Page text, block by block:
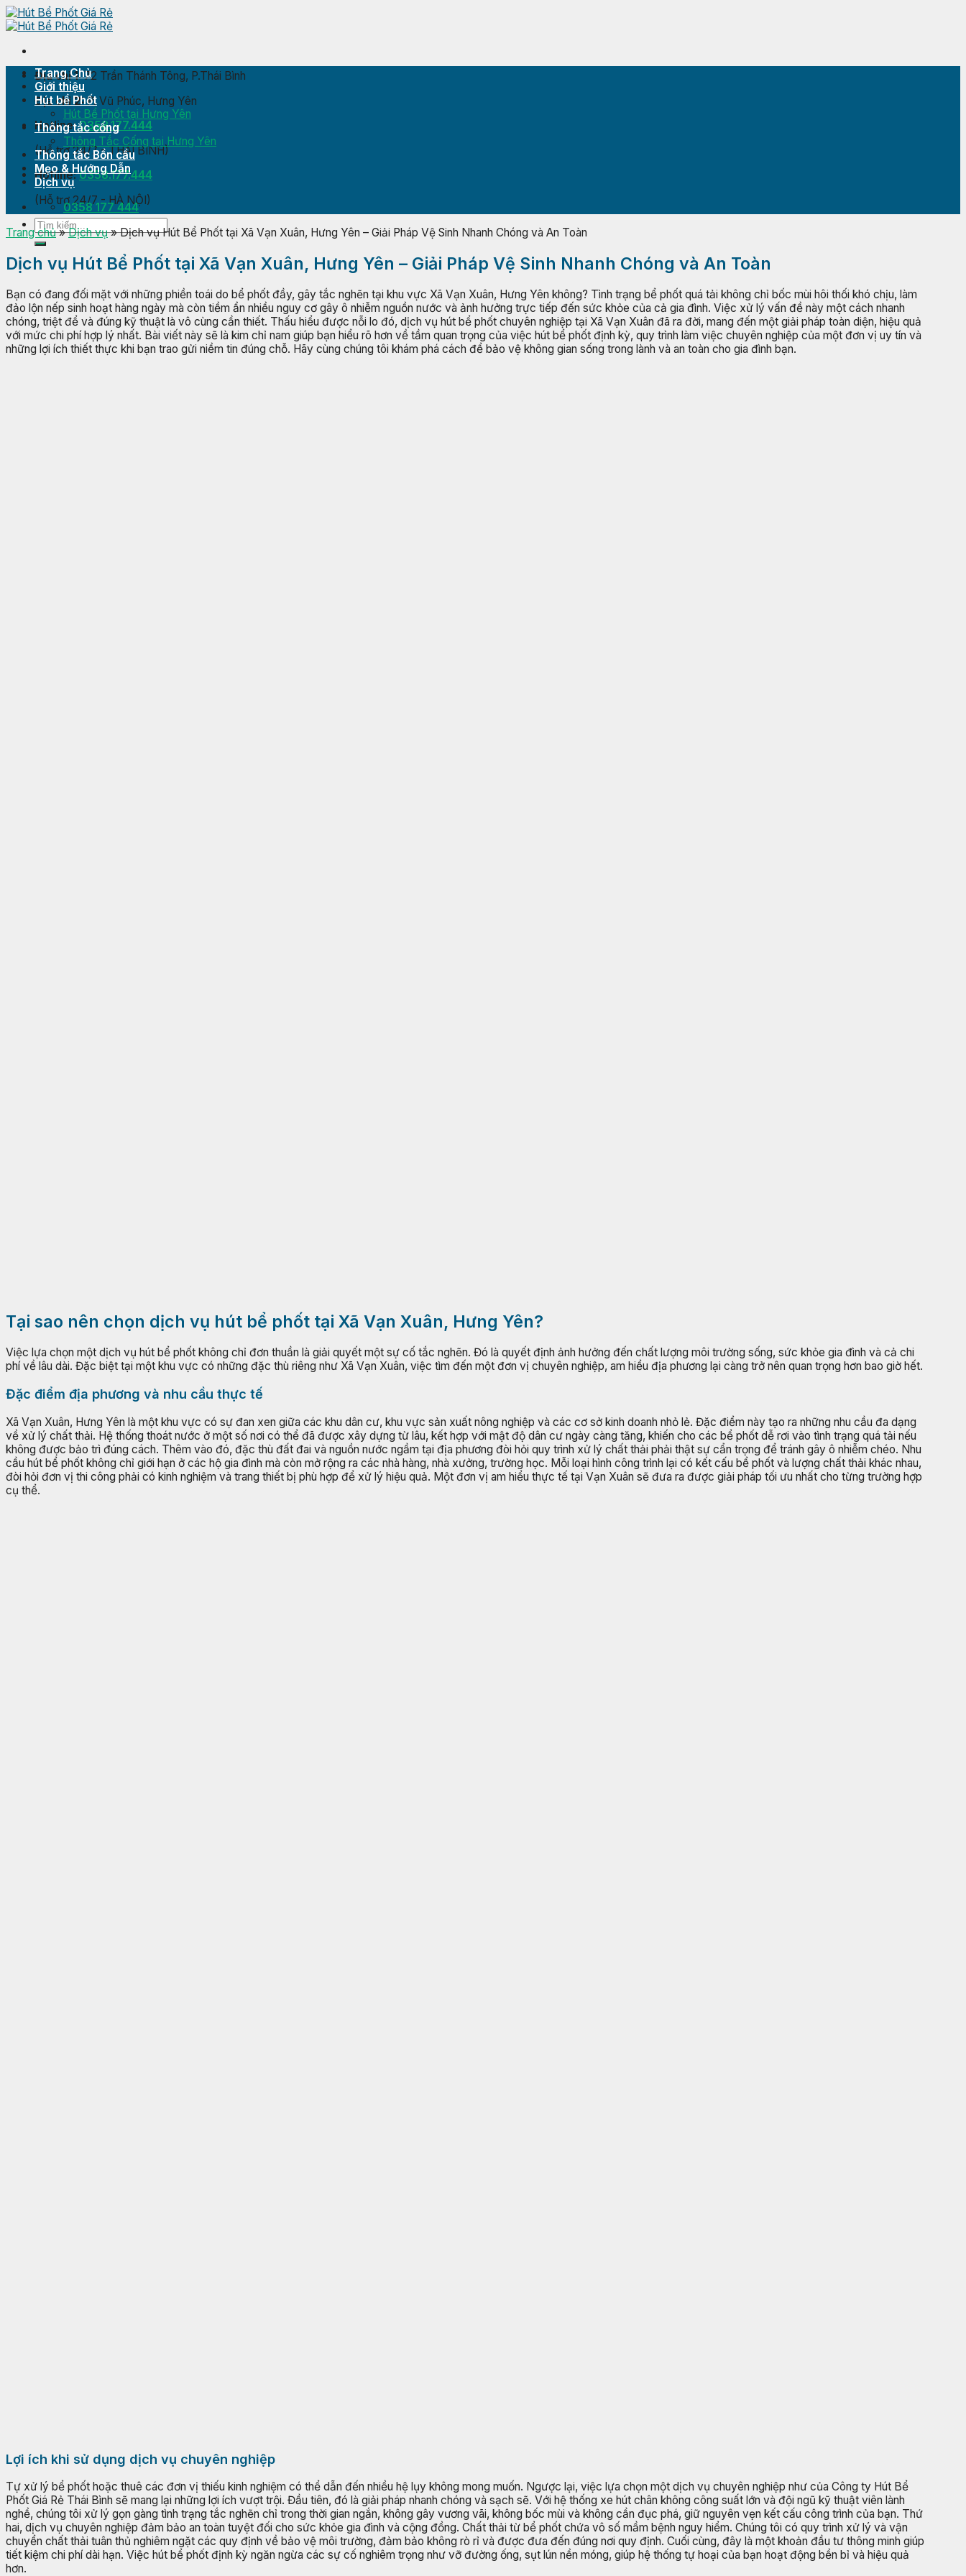
Skip
to
Địa chỉ 1:72 Trần Thánh Tông, P.Thái Bình
Địa chỉ 2:P. Vũ Phúc, Hưng Yên
Hotline: 0358.177.444
(Hỗ trợ 24/7 - THÁI BÌNH)
Hotline: 0358.177.444
(Hỗ trợ 24/7 - HÀ NỘI)
Trang Chủ
Giới thiệu
Hút bể Phốt
Hút Bể Phốt tại Hưng Yên
Thông tắc cống
Thông Tắc Cống tại Hưng Yên
Thông tắc Bồn cầu
Mẹo & Hướng Dẫn
Dịch vụ
0358 177 444
Trang chủ»Dịch vụ»Dịch vụ Hút Bể Phốt tại Xã Vạn Xuân, Hưng Yên – Giải Pháp Vệ Sinh Nhanh Chóng và An Toàn
Dịch vụ Hút Bể Phốt tại Xã Vạn Xuân, Hưng Yên – Giải Pháp Vệ Sinh Nhanh Chóng và An Toàn
Bạn có đang đối mặt với những phiền toái do bể phốt đầy, gây tắc nghẽn tại khu vực Xã Vạn Xuân, Hưng Yên không? Tình trạng bể phốt quá tải không chỉ bốc mùi hôi thối khó chịu, làm
đảo lộn nếp sinh hoạt hàng ngày mà còn tiềm ẩn nhiều nguy cơ gây ô nhiễm nguồn nước và ảnh hưởng trực tiếp đến sức khỏe của cả gia đình. Việc xử lý vấn đề này một cách nhanh
chóng, triệt để và đúng kỹ thuật là vô cùng cần thiết. Thấu hiểu được nỗi lo đó, dịch vụ hút bể phốt chuyên nghiệp tại Xã Vạn Xuân đã ra đời, mang đến một giải pháp toàn diện, hiệu quả
với mức chi phí hợp lý nhất. Bài viết này sẽ là kim chỉ nam giúp bạn hiểu rõ hơn về tầm quan trọng của việc hút bể phốt định kỳ, quy trình làm việc chuyên nghiệp của một đơn vị uy tín và
những lợi ích thiết thực khi bạn trao gửi niềm tin đúng chỗ. Hãy cùng chúng tôi khám phá cách để bảo vệ không gian sống trong lành và an toàn cho gia đình bạn.
Tại sao nên chọn dịch vụ hút bể phốt tại Xã Vạn Xuân, Hưng Yên?
Việc lựa chọn một dịch vụ hút bể phốt không chỉ đơn thuần là giải quyết một sự cố tắc nghẽn. Đó là quyết định ảnh hưởng đến chất lượng môi trường sống, sức khỏe gia đình và cả chi
phí về lâu dài. Đặc biệt tại một khu vực có những đặc thù riêng như Xã Vạn Xuân, việc tìm đến một đơn vị chuyên nghiệp, am hiểu địa phương lại càng trở nên quan trọng hơn bao giờ hết.
Đặc điểm địa phương và nhu cầu thực tế
Xã Vạn Xuân, Hưng Yên là một khu vực có sự đan xen giữa các khu dân cư, khu vực sản xuất nông nghiệp và các cơ sở kinh doanh nhỏ lẻ. Đặc điểm này tạo ra những nhu cầu đa dạng
về xử lý chất thải. Hệ thống thoát nước ở một số nơi có thể đã được xây dựng từ lâu, kết hợp với mật độ dân cư ngày càng tăng, khiến cho các bể phốt dễ rơi vào tình trạng quá tải nếu
không được bảo trì đúng cách. Thêm vào đó, đặc thù đất đai và nguồn nước ngầm tại địa phương đòi hỏi quy trình xử lý chất thải phải thật sự cẩn trọng để tránh gây ô nhiễm chéo. Nhu
cầu hút bể phốt không chỉ giới hạn ở các hộ gia đình mà còn mở rộng ra các nhà hàng, nhà xưởng, trường học. Mỗi loại hình công trình lại có kết cấu bể phốt và lượng chất thải khác nhau,
đòi hỏi đơn vị thi công phải có kinh nghiệm và trang thiết bị phù hợp để xử lý hiệu quả. Một đơn vị am hiểu thực tế tại Vạn Xuân sẽ đưa ra được giải pháp tối ưu nhất cho từng trường hợp
cụ thể.
Lợi ích khi sử dụng dịch vụ chuyên nghiệp
Tự xử lý bể phốt hoặc thuê các đơn vị thiếu kinh nghiệm có thể dẫn đến nhiều hệ lụy không mong muốn. Ngược lại, việc lựa chọn một dịch vụ chuyên nghiệp như của Công ty Hút Bể
Phốt Giá Rẻ Thái Bình sẽ mang lại những lợi ích vượt trội. Đầu tiên, đó là giải pháp nhanh chóng và sạch sẽ. Với hệ thống xe hút chân không công suất lớn và đội ngũ kỹ thuật viên lành
nghề, chúng tôi xử lý gọn gàng tình trạng tắc nghẽn chỉ trong thời gian ngắn, không gây vương vãi, không bốc mùi và không cần đục phá, giữ nguyên vẹn kết cấu công trình của bạn. Thứ
hai, dịch vụ chuyên nghiệp đảm bảo an toàn tuyệt đối cho sức khỏe gia đình và cộng đồng. Chất thải từ bể phốt chứa vô số mầm bệnh nguy hiểm. Chúng tôi có quy trình xử lý và vận
chuyển chất thải tuân thủ nghiêm ngặt các quy định về bảo vệ môi trường, đảm bảo không rò rỉ và được đưa đến đúng nơi quy định. Cuối cùng, đây là một khoản đầu tư thông minh giúp
tiết kiệm chi phí dài hạn. Việc hút bể phốt định kỳ ngăn ngừa các sự cố nghiêm trọng như vỡ đường ống, sụt lún nền móng, giúp hệ thống tự hoại của bạn hoạt động bền bỉ và hiệu quả
hơn.